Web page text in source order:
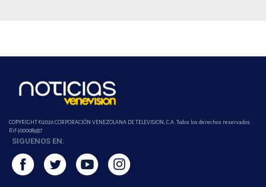
COPYRIGHT ©2026 CORPORACIÓN VENEZOLANA DE TELEVISION, C.A. Todos los derechos reservados.
Rif-j000089337
SIGUENOS EN: